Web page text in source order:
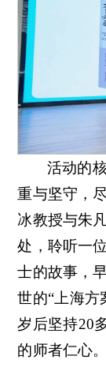
活动的
重与坚守，
冰教授与朱
处，聆听一
士的故事，
世的“上海方
岁后坚持20
的师者仁心